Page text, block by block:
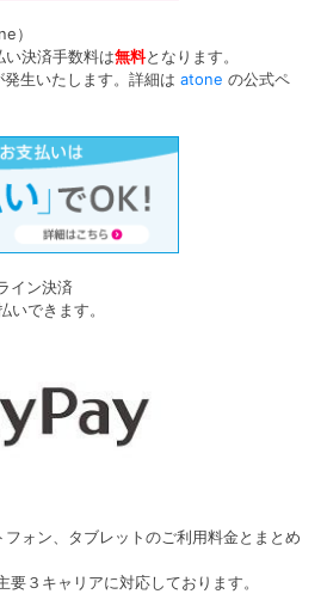
）
決済手数料は無料となります。
生いたします。詳細は atone の公式ペ
イン決済
いできます。
ォン、タブレットのご利用料金とまとめ
３キャリアに対応しております。